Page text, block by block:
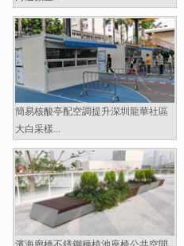
簡易核酸亭配空調提升深圳龍華社區
大白采樣...